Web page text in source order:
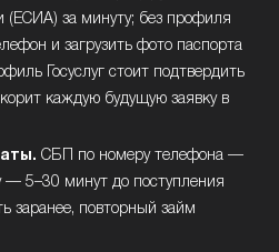
(ЕСИА) за минуту; без профиля
и загрузить фото паспорта
Госуслуг стоит подтвердить
каждую будущую заявку в
СБП по номеру телефона —
— 5–30 минут до поступления
заранее, повторный займ